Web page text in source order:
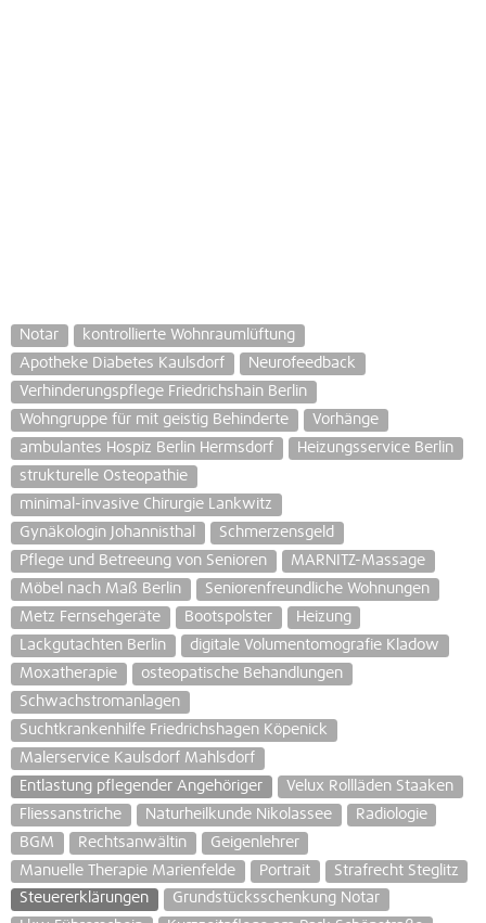
Notar
kontrollierte Wohnraumlüftung
Apotheke Diabetes Kaulsdorf
Neurofeedback
Verhinderungspflege Friedrichshain Berlin
Wohngruppe für mit geistig Behinderte
Vorhänge
ambulantes Hospiz Berlin Hermsdorf
Heizungsservice Berlin
strukturelle Osteopathie
minimal-invasive Chirurgie Lankwitz
Gynäkologin Johannisthal
Schmerzensgeld
Pflege und Betreeung von Senioren
MARNITZ-Massage
Möbel nach Maß Berlin
Seniorenfreundliche Wohnungen
Metz Fernsehgeräte
Bootspolster
Heizung
Lackgutachten Berlin
digitale Volumentomografie Kladow
Moxatherapie
osteopatische Behandlungen
Schwachstromanlagen
Suchtkrankenhilfe Friedrichshagen Köpenick
Malerservice Kaulsdorf Mahlsdorf
Entlastung pflegender Angehöriger
Velux Rollläden Staaken
Fliessanstriche
Naturheilkunde Nikolassee
Radiologie
BGM
Rechtsanwältin
Geigenlehrer
Manuelle Therapie Marienfelde
Portrait
Strafrecht Steglitz
Steuererklärungen
Grundstücksschenkung Notar